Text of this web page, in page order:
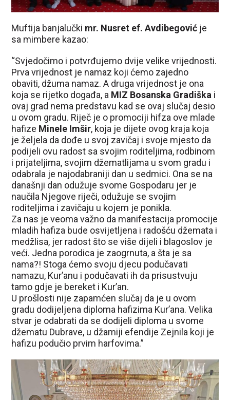
Muftija banjalučki mr. Nusret ef. Avdibegović je
sa mimbere kazao:
“Svjedočimo i potvrđujemo dvije velike vrijednosti.
Prva vrijednost je namaz koji ćemo zajedno
obaviti, džuma namaz. A druga vrijednost je ona
koja se rijetko događa, a MIZ Bosanska Gradiška i
ovaj grad nema predstavu kad se ovaj slučaj desio
u ovom gradu. Riječ je o promociji hifza ove mlade
hafize Minele Imšir, koja je dijete ovog kraja koja
je željela da dođe u svoj zavičaj i svoje mjesto da
podijeli ovu radost sa svojim roditeljima, rodbinom
i prijateljima, svojim džematlijama u svom gradu i
odabrala je najodabraniji dan u sedmici. Ona se na
današnji dan odužuje svome Gospodaru jer je
naučila Njegove riječi, odužuje se svojim
roditeljima i zavičaju u kojem je ponikla.
Za nas je veoma važno da manifestacija promocije
mladih hafiza bude osvijetljena i radošću džemata i
medžlisa, jer radost što se više dijeli i blagoslov je
veći. Jedna porodica je zaogrnuta, a šta je sa
nama?! Stoga ćemo svoju djecu podučavati
namazu, Kur’anu i podučavati ih da prisustvuju
tamo gdje je bereket i Kur’an.
U prošlosti nije zapamćen slučaj da je u ovom
gradu dodijeljena diploma hafizima Kur’ana. Velika
stvar je odabrati da se dodijeli diploma u svome
džematu Dubrave, u džamiji efendije Zejnila koji je
hafizu podučio prvim harfovima.”